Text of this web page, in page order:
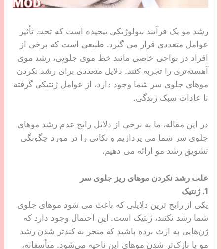
رشد مو یک فرآیند بیولوژیکی پیچیده است که تحت تأثیر
عوامل متعددی قرار می گیرد. طبیعی است که برخی از
افراد در نواحی خاصی مانند خط موی جلویی، رشد موی
آهسته‌تری را تجربه کنند. دلایل متعددی برای رشد نکردن
موهای جلوی سر شما وجود دارد، از عوامل ژنتیکی گرفته
تا عادات سبک زندگی.
در این مقاله، ما به برخی از دلایل رایج عدم رشد موهای
جلوی سر شما می پردازیم و نکاتی را در مورد چگونگی
تشویق رشد مو ارائه می دهیم.
علت رشد نکردن موهای ریز جلوی سر
1. ژنتیک
یکی از رایج ترین دلایلی که باعث می شود موهای جلوی
شما رشد نکنند، ژنتیک است. این احتمال وجود دارد که
ژن‌هایی به ارث برده باشید که منجر به کندتر شدن رشد
مو یا نازک‌تر شدن موهای این ناحیه می‌شود. متأسفانه،